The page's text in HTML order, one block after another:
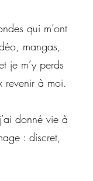
qui m’ont
mangas,
je m’y perds
revenir à moi.
donné vie à
: discret,